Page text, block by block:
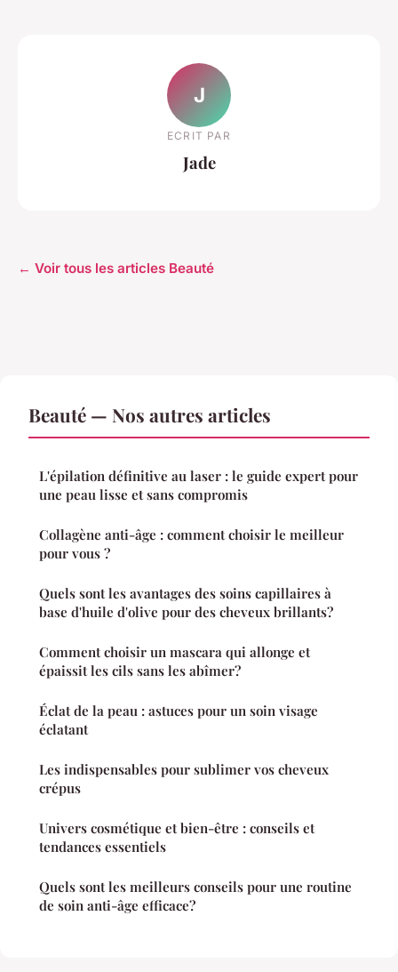
J
ECRIT PAR
Jade
← Voir tous les articles Beauté
Beauté — Nos autres articles
L'épilation définitive au laser : le guide expert pour
une peau lisse et sans compromis
Collagène anti-âge : comment choisir le meilleur
pour vous ?
Quels sont les avantages des soins capillaires à
base d'huile d'olive pour des cheveux brillants?
Comment choisir un mascara qui allonge et
épaissit les cils sans les abîmer?
Éclat de la peau : astuces pour un soin visage
éclatant
Les indispensables pour sublimer vos cheveux
crépus
Univers cosmétique et bien-être : conseils et
tendances essentiels
Quels sont les meilleurs conseils pour une routine
de soin anti-âge efficace?